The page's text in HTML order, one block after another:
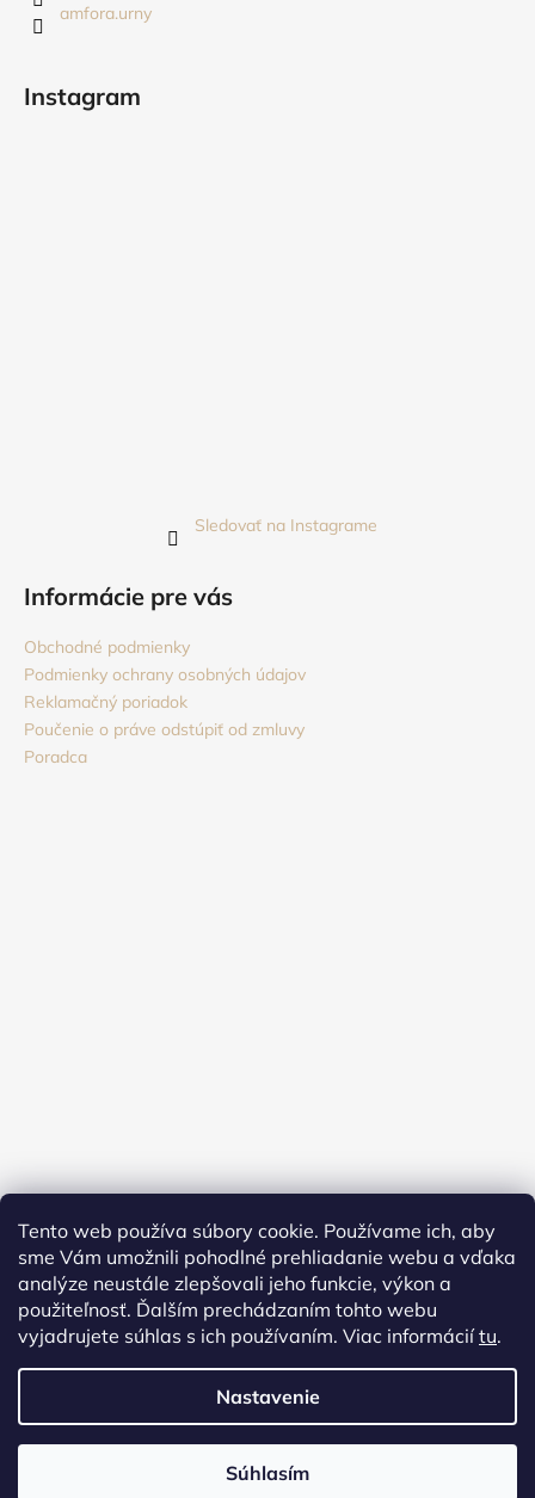
Tento web používa súbory cookie. Používame ich, aby
sme Vám umožnili pohodlné prehliadanie webu a vďaka
analýze neustále zlepšovali jeho funkcie, výkon a
použiteľnosť. Ďalším prechádzaním tohto webu
vyjadrujete súhlas s ich používaním. Viac informáciítu.
Nastavenie
Súhlasím
amfora.urny
Instagram
Sledovať na Instagrame
Informácie pre vás
Obchodné podmienky
Podmienky ochrany osobných údajov
Reklamačný poriadok
Poučenie o práve odstúpiť od zmluvy
Poradca
Copyright 2026AMFORA URNY. Všetky práva vyhradené.
Upraviť nastavenie cookies